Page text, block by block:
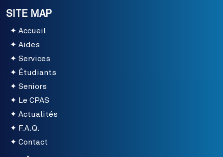
SITE MAP
Accueil
Aides
Services
Étudiants
Seniors
Le CPAS
Actualités
F.A.Q.
Contact